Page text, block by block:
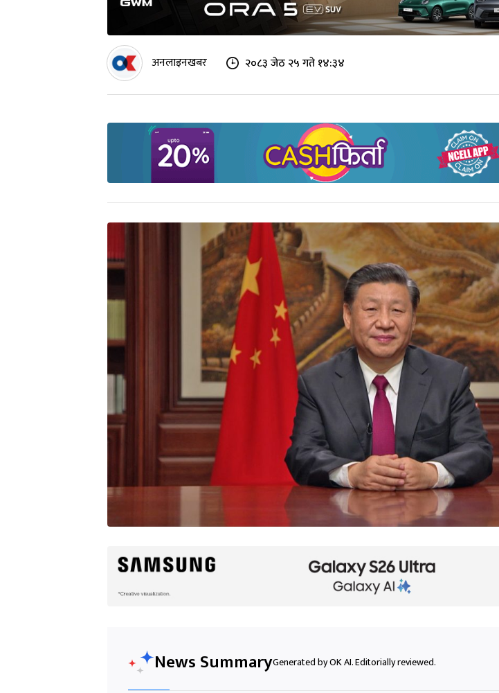
अनलाइनखबर २०८३ जेठ २५ गते १४:३४
News SummaryGenerated by OK AI. Editorially reviewed.